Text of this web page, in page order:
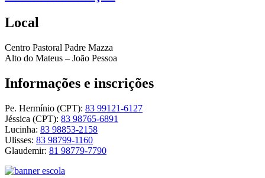
Local
Centro Pastoral Padre Mazza
Alto do Mateus – João Pessoa
Informações e inscrições
Pe. Hermínio (CPT): 83 99121-6127
Jéssica (CPT): 83 98765-6891
Lucinha: 83 98853-2158
Ulisses: 83 98799-1160
Glaudemir: 81 98779-7790